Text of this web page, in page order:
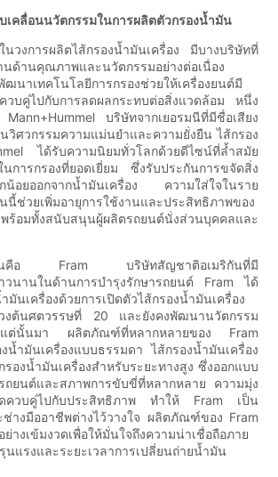
เคลื่อนนวัตกรรมในการผลิตตัวกรองน้ำมัน
นวงการผลิตไส้กรองน้ำมันเครื่อง มีบางบริษัทที่
นด้านคุณภาพและนวัตกรรมอย่างต่อเนื่อง
นาเทคโนโลยีการกรองช่วยให้เครื่องยนต์มี
วบคู่ไปกับการลดผลกระทบต่อสิ่งแวดล้อม หนึ่ง
บริษัทจากเยอรมนีที่มีชื่อเสียง
วิศวกรรมความแม่นยำและความยั่งยืน ไส้กรอง
ได้รับความนิยมทั่วโลกด้วยดีไซน์ที่ล้ำสมัย
นการกรองที่ยอดเยี่ยม ซึ่งรับประกันการขจัดสิ่ง
กน้อยออกจากน้ำมันเครื่อง ความใส่ใจในราย
นี้ช่วยเพิ่มอายุการใช้งานและประสิทธิภาพของ
ทั้งสนับสนุนผู้ผลิตรถยนต์นั่งส่วนบุคคลและ
ด่นคือ Fram บริษัทสัญชาติอเมริกันที่มี
วนานในด้านการบำรุงรักษารถยนต์ Fram ได้
มันเครื่องด้วยการเปิดตัวไส้กรองน้ำมันเครื่อง
งต้นศตวรรษที่ 20 และยังคงพัฒนานวัตกรรม
งแต่นั้นมา ผลิตภัณฑ์ที่หลากหลายของ Fram
น้ำมันเครื่องแบบธรรมดา ไส้กรองน้ำมันเครื่อง
รองน้ำมันเครื่องสำหรับระยะทางสูง ซึ่งออกแบบ
รถยนต์และสภาพการขับขี่ที่หลากหลาย ความมุ่ง
ดควบคู่ไปกับประสิทธิภาพ ทำให้ Fram เป็น
างมืออาชีพต่างไว้วางใจ ผลิตภัณฑ์ของ Fram
างเข้มงวดเพื่อให้มั่นใจถึงความน่าเชื่อถือภาย
แรงและระยะเวลาการเปลี่ยนถ่ายน้ำมัน